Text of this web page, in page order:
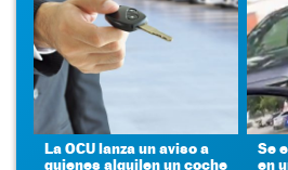
La OCU lanza un aviso a
quienes alquilen un coche
Se
en